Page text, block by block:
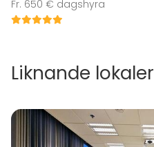
Fr. 650 € dagshyra
Liknande lokaler